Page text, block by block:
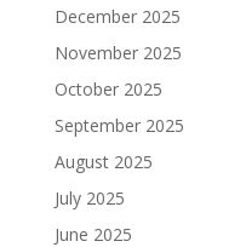
December 2025
November 2025
October 2025
September 2025
August 2025
July 2025
June 2025